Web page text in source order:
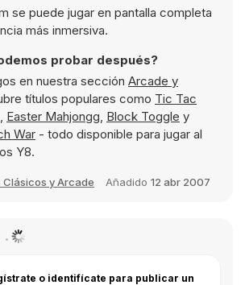
se puede jugar en pantalla completa
más inmersiva.
probar después?
en nuestra sección Arcade y
títulos populares como Tic Tac
, Easter Mahjongg, Block Toggle y
War - todo disponible para jugar al
Y8.
Clásicos y Arcade Añadido 12 abr 2007
o identifícate para publicar un